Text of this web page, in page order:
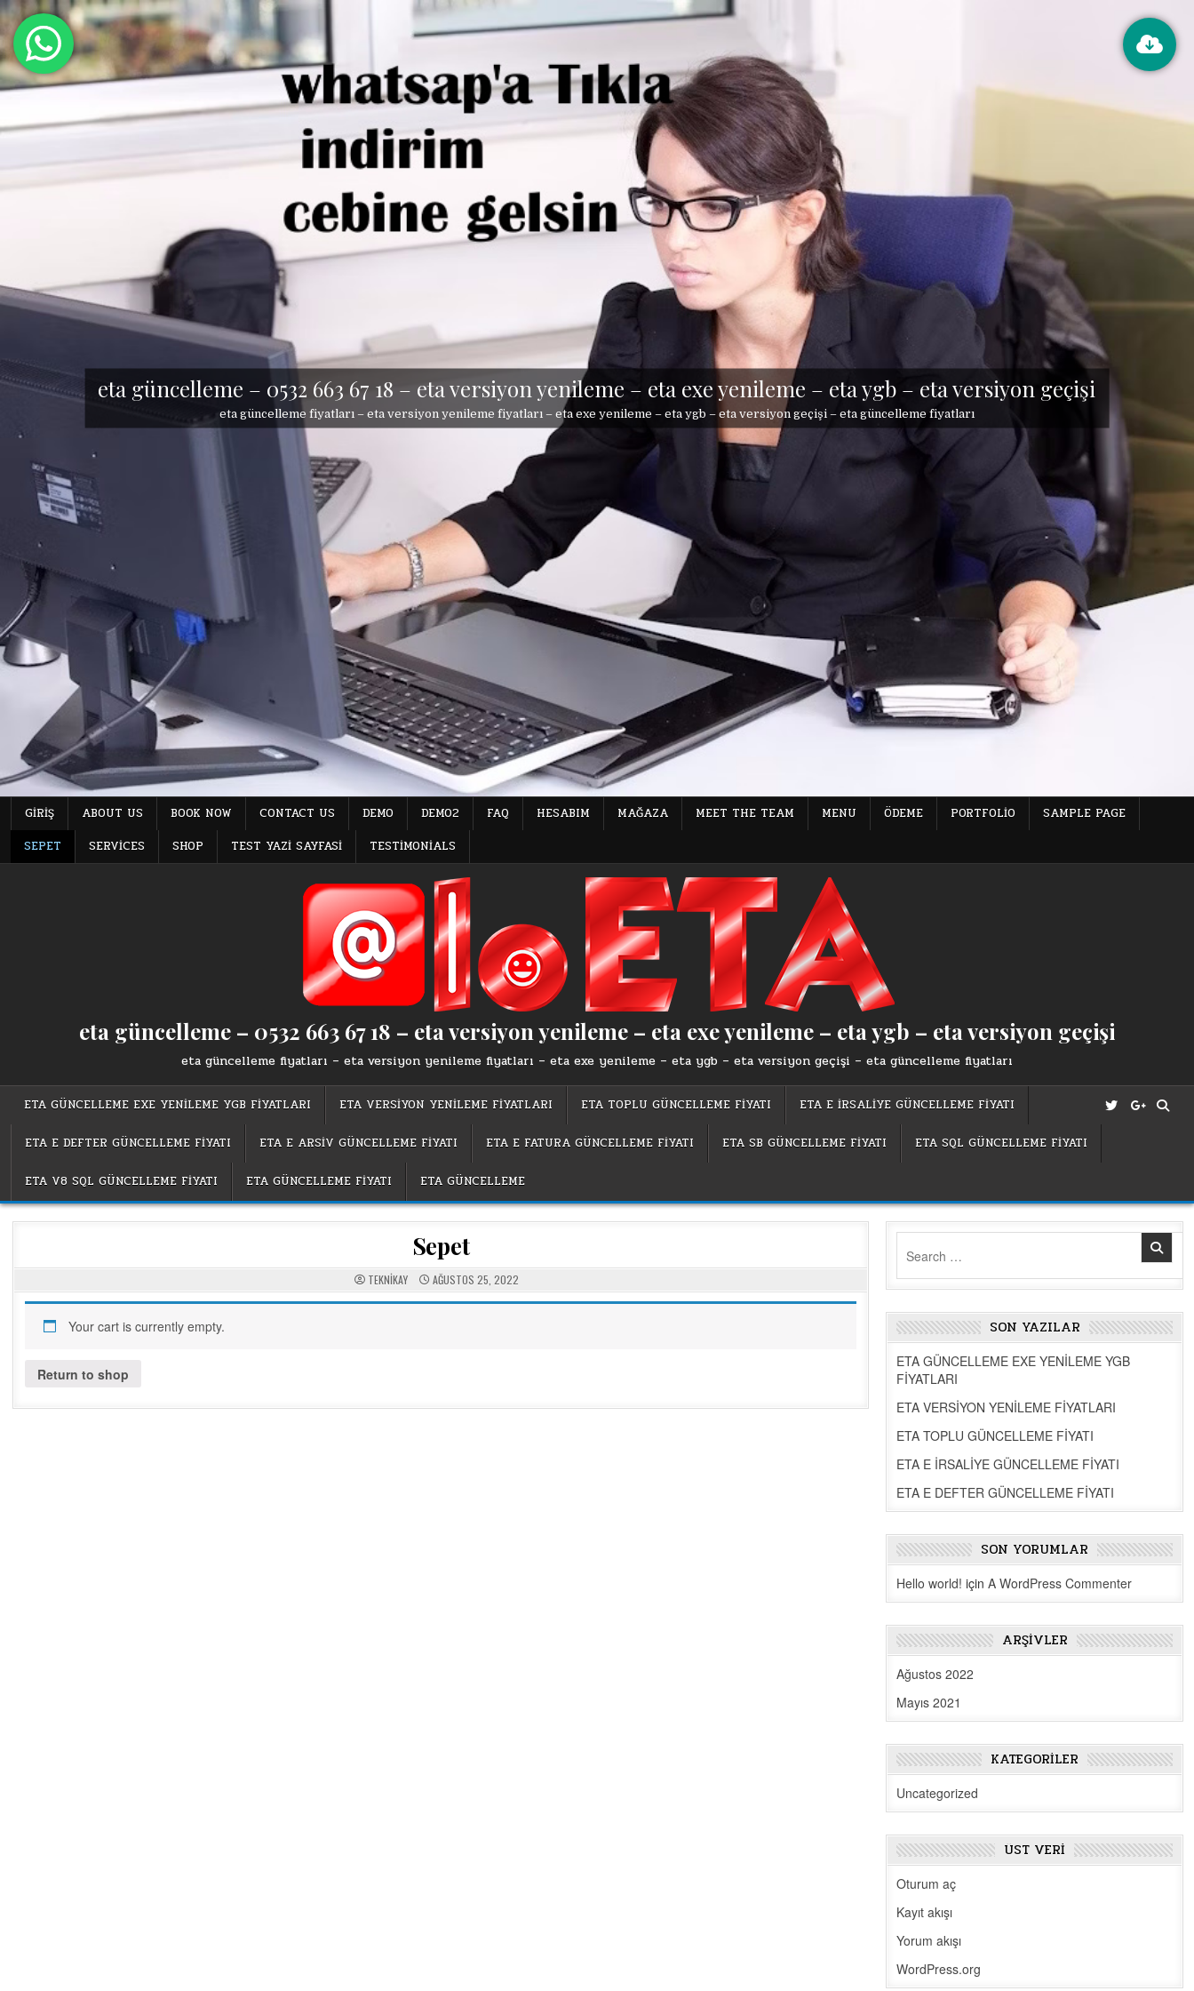
eta güncelleme – 0532 663 67 18 – eta versiyon yenileme – eta exe yenileme – eta ygb – eta versiyon geçişi
eta güncelleme fiyatları – eta versiyon yenileme fiyatları – eta exe yenileme – eta ygb – eta versiyon geçişi – eta güncelleme fiyatları
GIRIŞ ABOUT US BOOK NOW CONTACT US DEMO DEMO2 FAQ HESABIM MAĞAZA MEET THE TEAM MENU ÖDEME PORTFOLIO
SAMPLE PAGE
SEPET
SERVICES SHOP TEST YAZI SAYFASI TESTIMONIALS
eta güncelleme – 0532 663 67 18 – eta versiyon yenileme – eta exe yenileme – eta ygb – eta versiyon geçişi
eta güncelleme fiyatları – eta versiyon yenileme fiyatları – eta exe yenileme – eta ygb – eta versiyon geçişi – eta güncelleme fiyatları
ETA GÜNCELLEME EXE YENİLEME YGB FİYATLARI ETA VERSİYON YENİLEME FİYATLARI ETA TOPLU GÜNCELLEME FİYATI ETA E İRSALİYE GÜNCELLEME FİYATI
ETA E DEFTER GÜNCELLEME FİYATI ETA E ARSİV GÜNCELLEME FİYATI ETA E FATURA GÜNCELLEME FİYATI ETA SB GÜNCELLEME FİYATI ETA SQL GÜNCELLEME FİYATI
ETA V8 SQL GÜNCELLEME FİYATI ETA GÜNCELLEME FİYATI ETA GÜNCELLEME
Sepet
TEKNIKAY AĞUSTOS 25, 2022
Your cart is currently empty.
Return to shop
for:
SON YAZILAR
ETA GÜNCELLEME EXE YENİLEME YGB
FİYATLARI
ETA VERSİYON YENİLEME FİYATLARI
ETA TOPLU GÜNCELLEME FİYATI
ETA E İRSALİYE GÜNCELLEME FİYATI
ETA E DEFTER GÜNCELLEME FİYATI
SON YORUMLAR
Hello world! içinA WordPress Commenter
ARŞIVLER
Ağustos 2022
Mayıs 2021
KATEGORILER
Uncategorized
ÜST VERI
Oturum aç
Kayıt akışı
Yorum akışı
WordPress.org